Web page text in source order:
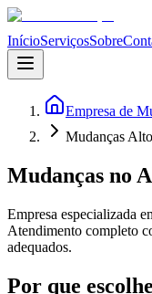
InícioServiçosSobre
Empresa de
Mudanças
Mudanças no
Empresa especializada
Atendimento completo
adequados.
Por que